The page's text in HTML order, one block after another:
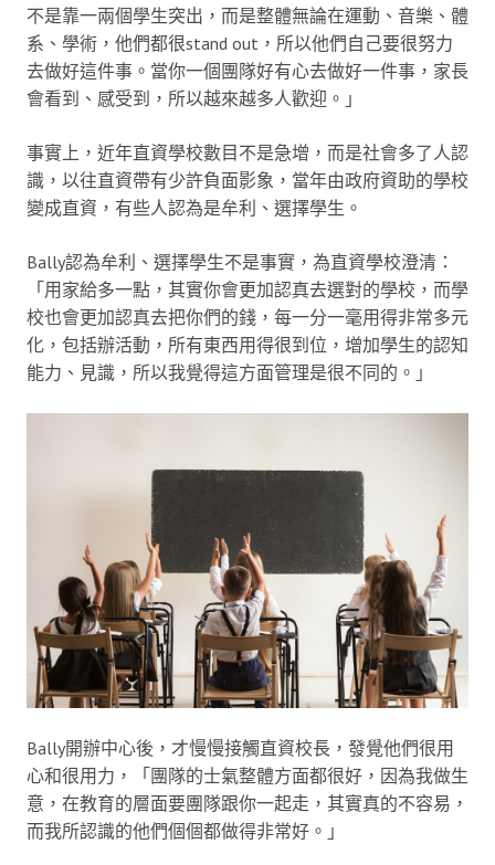
不是靠一兩個學生突出，而是整體無論在運動、音樂、體
系、學術，他們都很stand out，所以他們自己要很努力
去做好這件事。當你一個團隊好有心去做好一件事，家長
會看到、感受到，所以越來越多人歡迎。」
事實上，近年直資學校數目不是急增，而是社會多了人認
識，以往直資帶有少許負面影象，當年由政府資助的學校
變成直資，有些人認為是牟利、選擇學生。
Bally認為牟利、選擇學生不是事實，為直資學校澄清：
「用家給多一點，其實你會更加認真去選對的學校，而學
校也會更加認真去把你們的錢，每一分一毫用得非常多元
化，包括辦活動，所有東西用得很到位，增加學生的認知
能力、見識，所以我覺得這方面管理是很不同的。」
Bally開辦中心後，才慢慢接觸直資校長，發覺他們很用
心和很用力，「團隊的士氣整體方面都很好，因為我做生
意，在教育的層面要團隊跟你一起走，其實真的不容易，
而我所認識的他們個個都做得非常好。」